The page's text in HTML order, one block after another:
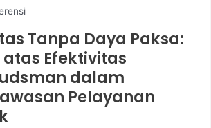
Tanpa Daya Paksa:
atas Efektivitas
dalam
Pelayanan